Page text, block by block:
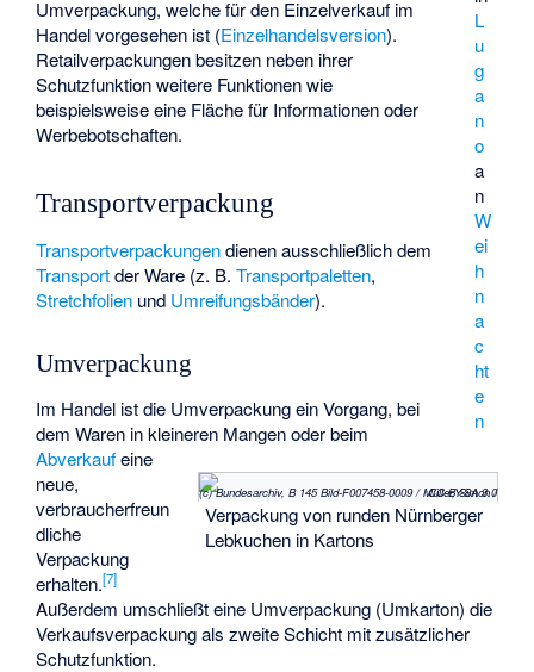
L
u
g
a
n
o
a
n
W
ei
h
n
a
c
ht
e
n
(c) Bundesarchiv, B 145 Bild-F007458-0009 / Müller, Simon / CC-BY-SA 3.0
Verpackung von runden Nürnberger
Lebkuchen in Kartons
Umverpackung, welche für den Einzelverkauf im
Handel vorgesehen ist (Einzelhandelsversion).
Retailverpackungen besitzen neben ihrer
Schutzfunktion weitere Funktionen wie
beispielsweise eine Fläche für Informationen oder
Werbebotschaften.
Transportverpackung
Transportverpackungendienen ausschließlich dem
Transportder Ware (z. B.Transportpaletten,
Stretchfolien und Umreifungsbänder).
Umverpackung
Im Handel ist die Umverpackung ein Vorgang, bei
dem Waren in kleineren Mangen oder beim
Abverkaufeine
neue,
verbraucherfreun
dliche
Verpackung
erhalten.[7]
Außerdem umschließt eine Umverpackung (Umkarton) die
Verkaufsverpackung als zweite Schicht mit zusätzlicher
Schutzfunktion.